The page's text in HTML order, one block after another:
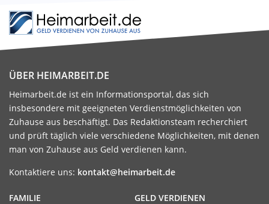
ÜBER HEIMARBEIT.DE
Heimarbeit.de ist ein Informationsportal, das sich
insbesondere mit geeigneten Verdienstmöglichkeiten von
Zuhause aus beschäftigt. Das Redaktionsteam recherchiert
und prüft täglich viele verschiedene Möglichkeiten, mit denen
man von Zuhause aus Geld verdienen kann.
Kontaktiere uns: kontakt@heimarbeit.de
GELD VERDIENEN
FAMILIE